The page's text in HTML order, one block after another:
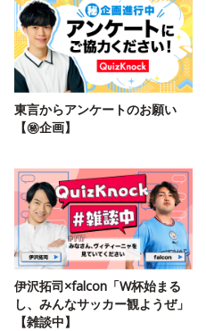
東言からアンケートのお願い
【㊙️企画】
伊沢拓司×falcon「W杯始まる
し、みんなサッカー観ようぜ」
【雑談中】